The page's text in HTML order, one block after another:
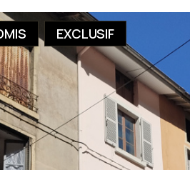
EXCLUSIF